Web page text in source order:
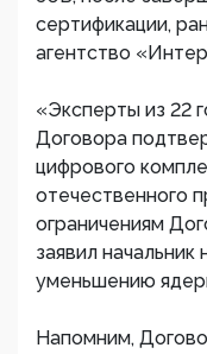
сертификации,
агентство
«Эксперты из 22
Договора
цифрового
отечественного
ограничениям
заявил
уменьшению
Напомним,